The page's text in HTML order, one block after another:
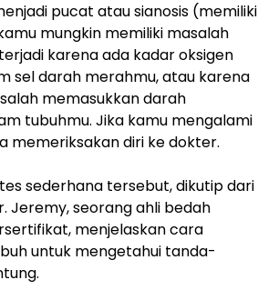
pucat atau sianosis (memiliki
mungkin memiliki masalah
karena ada kadar oksigen
sel darah merahmu, atau karena
memasukkan darah
tubuhmu. Jika kamu mengalami
memeriksakan diri ke dokter.
sederhana tersebut, dikutip dari
Jeremy, seorang ahli bedah
menjelaskan cara
untuk mengetahui tanda-